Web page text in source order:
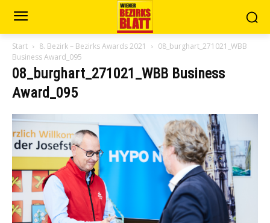
Start 8. Bezirk – Bezirks Awards 2021
08_burghart_271021_WBB
Business Award_095
08_burghart_271021_WBB Business
Award_095